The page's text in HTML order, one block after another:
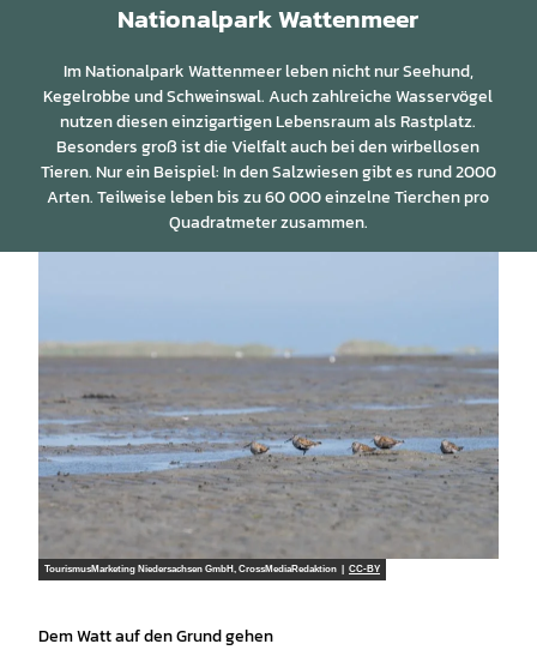
Nationalpark Wattenmeer
Im Nationalpark Wattenmeer leben nicht nur Seehund,
Kegelrobbe und Schweinswal. Auch zahlreiche Wasservögel
nutzen diesen einzigartigen Lebensraum als Rastplatz.
Besonders groß ist die Vielfalt auch bei den wirbellosen
Tieren. Nur ein Beispiel: In den Salzwiesen gibt es rund 2000
Arten. Teilweise leben bis zu 60 000 einzelne Tierchen pro
Quadratmeter zusammen.
TourismusMarketing Niedersachsen GmbH, CrossMediaRedaktion | CC-BY
Dem Watt auf den Grund gehen